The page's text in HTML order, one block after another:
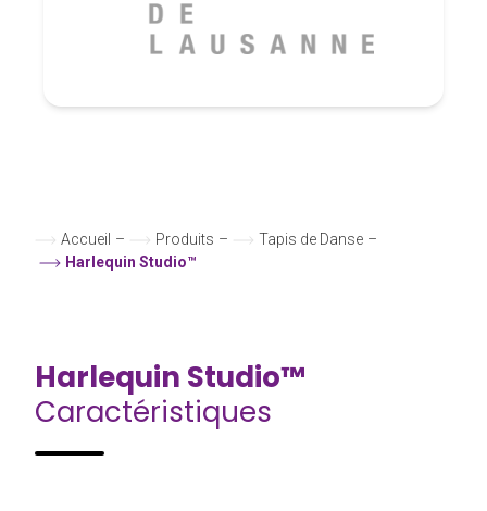
Accueil – Produits – Tapis de Danse –
Harlequin Studio™
Harlequin Studio™
Caractéristiques